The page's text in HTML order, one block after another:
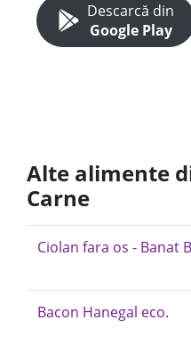
Descarcă din
Google Play
Alte alimente
Carne
Ciolan fara os - Banat
Bacon Hanegal eco.